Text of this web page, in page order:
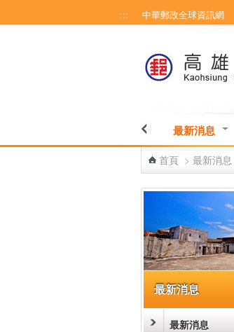
::: 中華郵政全球資訊網
最新消息
首頁 > 最新消息
最新消息
最新消息